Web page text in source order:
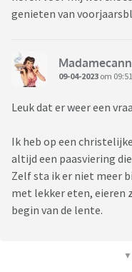
genieten van
09-04-2023 om 09:51
Leuk dat er weer een
Ik heb op een
altijd een paasviering
Zelf sta ik er niet meer
met lekker eten, eieren
begin van de lente.
▼